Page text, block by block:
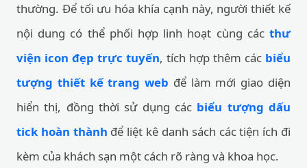
thường. Để tối ưu hóa khía cạnh này, người thiết kế
nội dung có thể phối hợp linh hoạt cùng các thư
viện icon đẹp trực tuyến, tích hợp thêm các biểu
tượng thiết kế trang web để làm mới giao diện
hiển thị, đồng thời sử dụng các biểu tượng dấu
tick hoàn thành để liệt kê danh sách các tiện ích đi
kèm của khách sạn một cách rõ ràng và khoa học.